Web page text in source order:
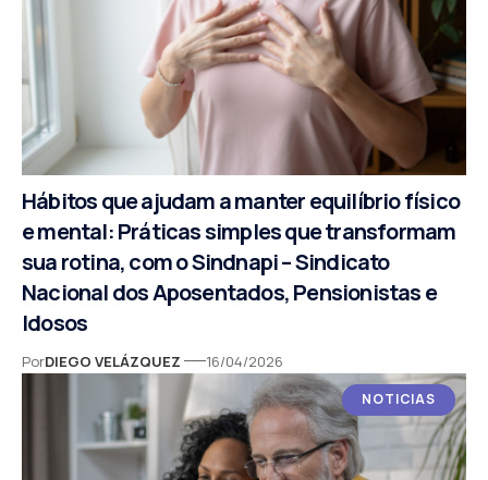
Hábitos que ajudam a manter equilíbrio físico
e mental: Práticas simples que transformam
sua rotina, com o Sindnapi – Sindicato
Nacional dos Aposentados, Pensionistas e
Idosos
PorDIEGO VELÁZQUEZ 16/04/2026
NOTICIAS